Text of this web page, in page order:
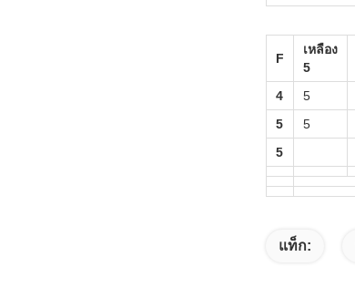
F
เหลือง
5
4
5
5
5
5
แท็ก: